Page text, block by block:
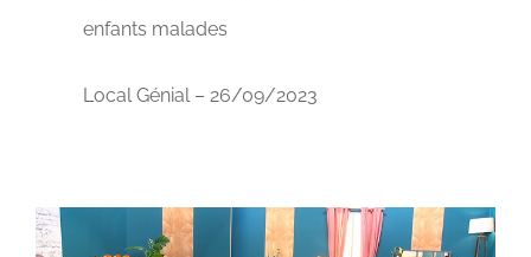
CONTACT
DON & ADHÉSION
enfants malades
Local Génial – 26/09/2023